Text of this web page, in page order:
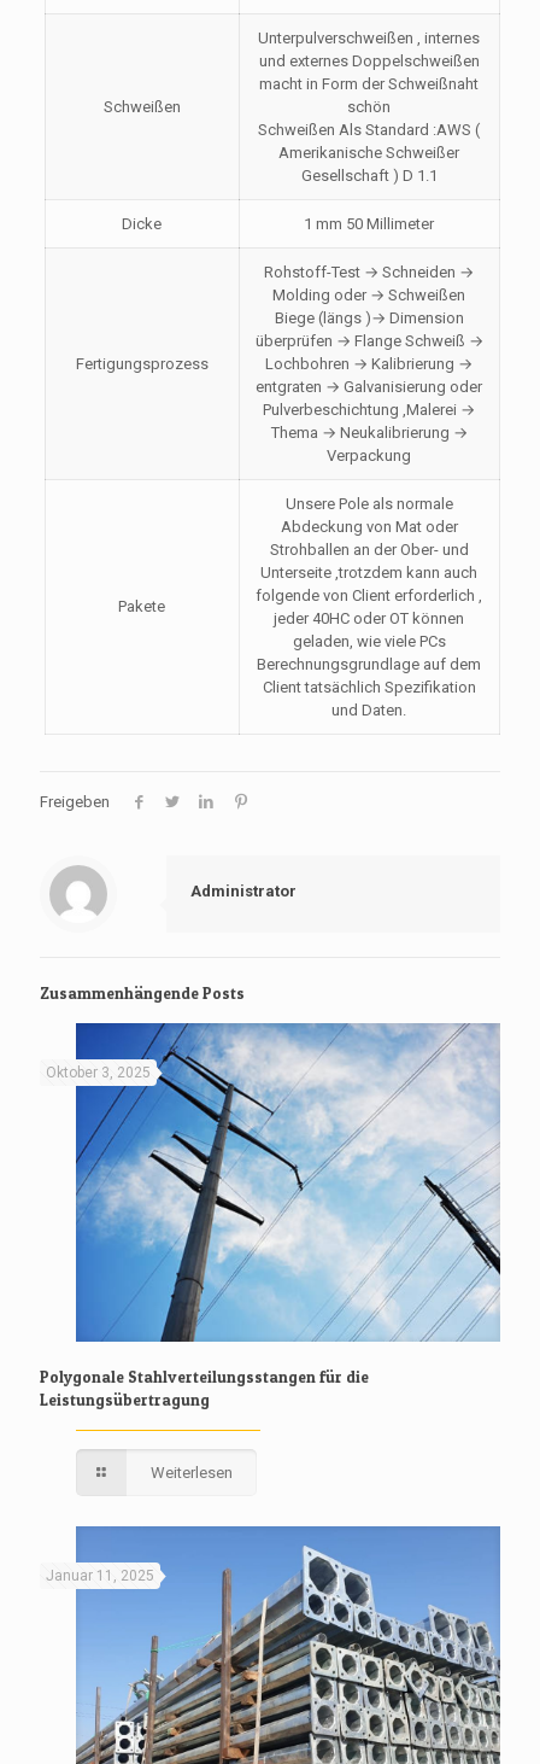
Schweißen
Unterpulverschweißen , internes
und externes Doppelschweißen
macht in Form der Schweißnaht
schön
Schweißen Als Standard :AWS (
Amerikanische Schweißer
Gesellschaft ) D 1.1
Dicke 1 mm 50 Millimeter
Fertigungsprozess
Rohstoff-Test → Schneiden →
Molding oder → Schweißen
Biege (längs )→ Dimension
überprüfen → Flange Schweiß →
Lochbohren → Kalibrierung →
entgraten → Galvanisierung oder
Pulverbeschichtung ,Malerei →
Thema → Neukalibrierung →
Verpackung
Pakete
Unsere Pole als normale
Abdeckung von Mat oder
Strohballen an der Ober- und
Unterseite ,trotzdem kann auch
folgende von Client erforderlich ,
jeder 40HC oder OT können
geladen, wie viele PCs
Berechnungsgrundlage auf dem
Client tatsächlich Spezifikation
und Daten.
Freigeben
Administrator
Zusammenhängende Posts
Oktober 3, 2025
Polygonale Stahlverteilungsstangen für die
Leistungsübertragung
Weiterlesen
Januar 11, 2025